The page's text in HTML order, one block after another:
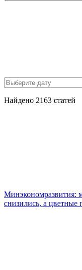
Найдено 2163 статей
Минэкономразвития:
снизились, а